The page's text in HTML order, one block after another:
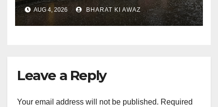
AUG 4, 2026 BHARAT KI AWAZ
Leave a Reply
Your email address will not be published. Required